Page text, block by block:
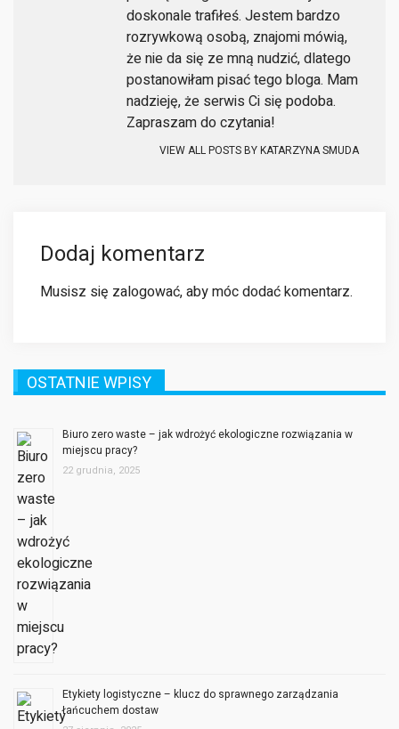
doskonale trafiłeś. Jestem bardzo
rozrywkową osobą, znajomi mówią,
że nie da się ze mną nudzić, dlatego
postanowiłam pisać tego bloga. Mam
nadzieję, że serwis Ci się podoba.
Zapraszam do czytania!
VIEW ALL POSTS BYKATARZYNA SMUDA
Dodaj komentarz
Musisz się zalogować, aby móc dodać komentarz.
OSTATNIE WPISY
Biuro zero waste – jak wdrożyć ekologiczne rozwiązania w
miejscu pracy?
22 grudnia, 2025
Etykiety logistyczne – klucz do sprawnego zarządzania
łańcuchem dostaw